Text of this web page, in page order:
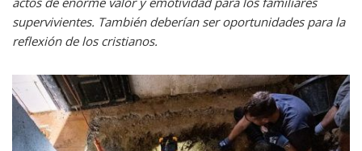
supervivientes. También deberían ser oportunidades para la
reflexión de los cristianos.